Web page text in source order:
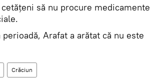
să nu procure medicamente
Arafat a arătat că nu este
Crăciun